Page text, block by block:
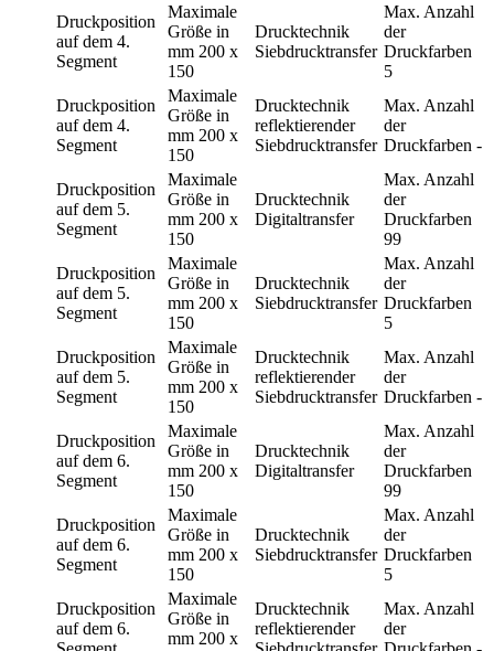
Druckposition
auf dem 4.
Segment
Maximale
Größe in
mm 200 x
150
Drucktechnik
Siebdrucktransfer
Max. Anzahl
der
Druckfarben
5
Druckposition
auf dem 4.
Segment
Maximale
Größe in
mm 200 x
150
Drucktechnik
reflektierender
Siebdrucktransfer
Max. Anzahl
der
Druckfarben -
Druckposition
auf dem 5.
Segment
Maximale
Größe in
mm 200 x
150
Drucktechnik
Digitaltransfer
Max. Anzahl
der
Druckfarben
99
Druckposition
auf dem 5.
Segment
Maximale
Größe in
mm 200 x
150
Drucktechnik
Siebdrucktransfer
Max. Anzahl
der
Druckfarben
5
Druckposition
auf dem 5.
Segment
Maximale
Größe in
mm 200 x
150
Drucktechnik
reflektierender
Siebdrucktransfer
Max. Anzahl
der
Druckfarben -
Druckposition
auf dem 6.
Segment
Maximale
Größe in
mm 200 x
150
Drucktechnik
Digitaltransfer
Max. Anzahl
der
Druckfarben
99
Druckposition
auf dem 6.
Segment
Maximale
Größe in
mm 200 x
150
Drucktechnik
Siebdrucktransfer
Max. Anzahl
der
Druckfarben
5
Druckposition
auf dem 6.
Maximale
Größe in
mm 200 x
Drucktechnik
reflektierender
Max. Anzahl
der